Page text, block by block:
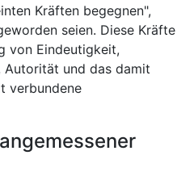
Kräften begegnen",
seien. Diese Kräfte
von Eindeutigkeit,
Autorität und das damit
verbundene